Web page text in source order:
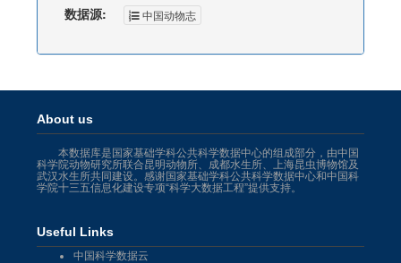
数据源: 中国动物志
About us
本数据库是国家基础学科公共科学数据中心的组成部分，由中国
科学院动物研究所联合昆明动物所、成都水生所、上海昆虫博物馆及
武汉水生所共同建设。感谢国家基础学科公共科学数据中心和中国科
学院十三五信息化建设专项“科学大数据工程”提供支持。
Useful Links
中国科学数据云